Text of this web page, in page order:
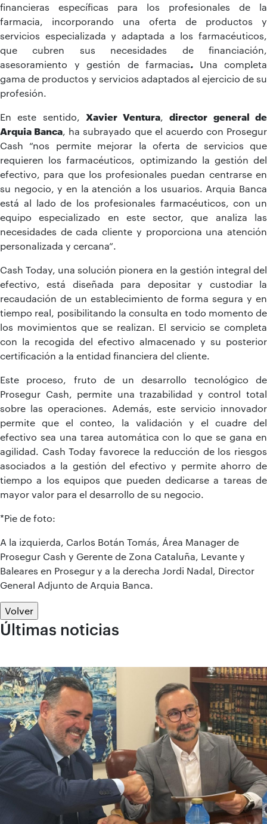
financieras específicas para los profesionales de la
farmacia, incorporando una oferta de productos y
servicios especializada y adaptada a los farmacéuticos,
que cubren sus necesidades de financiación,
asesoramiento y gestión de farmacias.
Una completa
gama de productos y servicios adaptados al ejercicio de su
profesión.
En este sentido, Xavier Ventura ,director general de
Arquia Banca , ha subrayado que el acuerdo con Prosegur
Cash “nos permite mejorar la oferta de servicios que
requieren los farmacéuticos, optimizando la gestión del
efectivo, para que los profesionales puedan centrarse en
su negocio, y en la atención a los usuarios. Arquia Banca
está al lado de los profesionales farmacéuticos, con un
equipo especializado en este sector,que analiza las
necesidades de cada cliente y proporciona una atención
personalizada y cercana”.
Cash Today, una solución pionera en la gestión integral del
efectivo, está diseñada para depositar y custodiar la
recaudación de un establecimiento de forma segura y en
tiempo real, posibilitando la consulta en todo momento de
los movimientos que se realizan. El servicio se completa
con la recogida del efectivo almacenado y su posterior
certificación a la entidad financiera del cliente.
Este proceso, fruto de un desarrollo tecnológico de
Prosegur Cash, permite una trazabilidad y control total
sobre las operaciones. Además, este servicio innovador
permite que el conteo, la validación y el cuadre del
efectivo sea una tarea automática con lo que se gana en
agilidad. Cash Today favorece la reducción de los riesgos
asociados a la gestión del efectivo y permite ahorro de
tiempo a los equipos que pueden dedicarse a tareas de
mayor valor para el desarrollo de su negocio.
*Pie de foto:
A la izquierda, Carlos Botán Tomás, Área Manager de
Prosegur Cash y Gerente de Zona Cataluña, Levante y
Baleares en Prosegur y a la derecha Jordi Nadal, Director
General Adjunto de Arquia Banca.
Volver
Últimas noticias